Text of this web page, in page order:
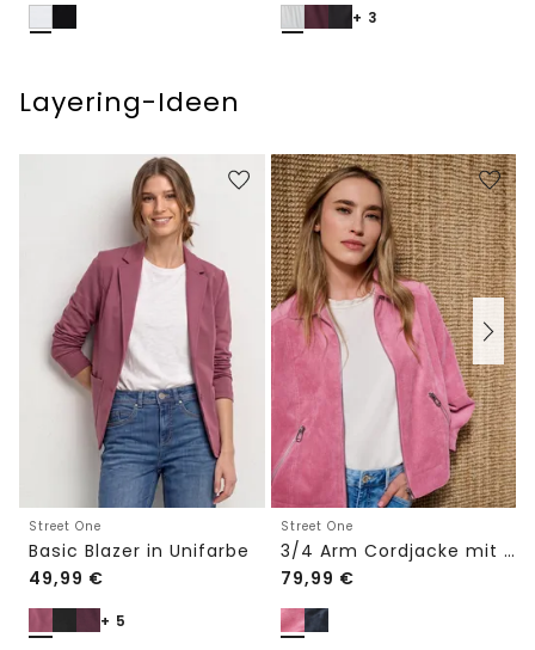
+ 3
Layering-Ideen
Street One
Basic Blazer in Unifarbe
49,99 €
+ 5
Street One
3/4 Arm Cordjacke mit Hemdkragen
79,99 €